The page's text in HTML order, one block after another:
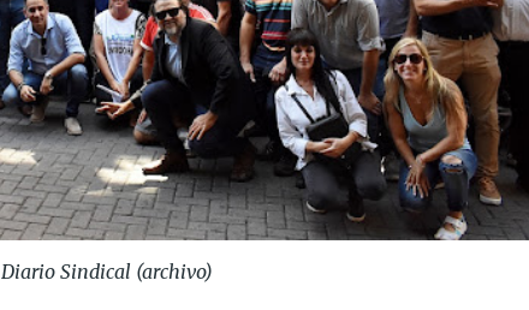
Sindical (archivo)